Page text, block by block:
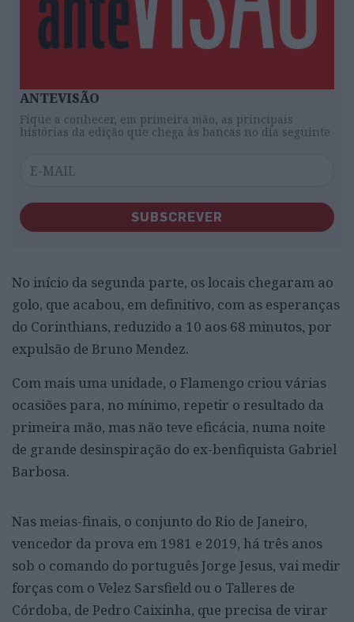
ANTEVISÃO
Fique a conhecer, em primeira mão, as principais
histórias da edição que chega às bancas no dia seguinte
SUBSCREVER
No início da segunda parte, os locais chegaram ao
golo, que acabou, em definitivo, com as esperanças
do Corinthians, reduzido a 10 aos 68 minutos, por
expulsão de Bruno Mendez.
Com mais uma unidade, o Flamengo criou várias
ocasiões para, no mínimo, repetir o resultado da
primeira mão, mas não teve eficácia, numa noite
de grande desinspiração do ex-benfiquista Gabriel
Barbosa.
Nas meias-finais, o conjunto do Rio de Janeiro,
vencedor da prova em 1981 e 2019, há três anos
sob o comando do português Jorge Jesus, vai medir
forças com o Velez Sarsfield ou o Talleres de
Córdoba, de Pedro Caixinha, que precisa de virar